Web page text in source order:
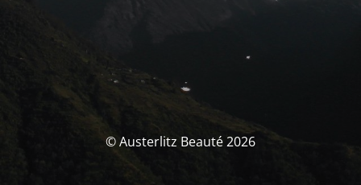
© Austerlitz Beauté 2026